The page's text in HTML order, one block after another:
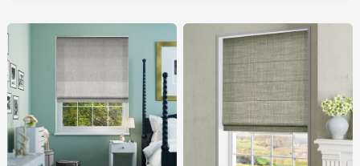
tôi muốn bạn hoàn toàn hài lòng với
rèm Roman của mình, vì vậy chúng tôi
cung cấp bảo hành đầy đủ 12 tháng để
đảm bảo rằng các sản phẩm của chúng
tôi sẽ bền bỉ với thời gian. Đây là lời
hứa của chúng tôi với bạn rằng bạn
đang đầu tư vào một sản phẩm chất
lượng được sản xuất theo thông số kỹ